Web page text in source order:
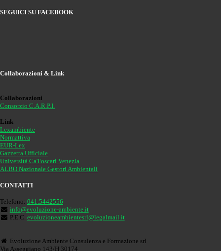
SEGUICI SU FACEBOOK
Collaborazioni & Link
Collaborazioni
Consorzio C.A.R.P.I.
Link
Lexambiente
Normattiva
EUR-Lex
Gazzetta Ufficiale
Università Ca'Foscari Venezia
ALBO Nazionale Gestori Ambientali
CONTATTI
Telefono: 041.5442556
info@evoluzione-ambiente.it
P.E.C. evoluzioneambientesrl@legalmail.it
Evoluzione Ambiente Consulenza e Formazione srl
Via Asseggiano 143/H 30174